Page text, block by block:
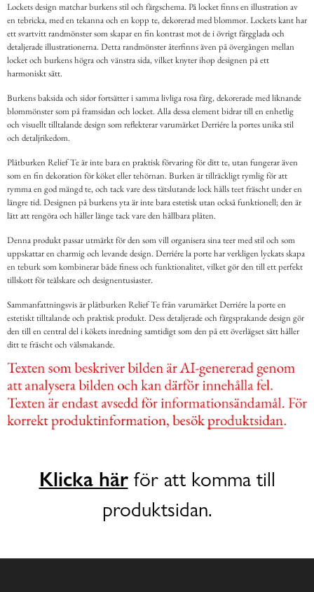
Lockets design matchar burkens stil och färgschema. På locket finns en illustration av
en tebricka, med en tekanna och en kopp te, dekorerad med blommor. Lockets kant har
ett svartvitt randmönster som skapar en fin kontrast mot de i övrigt färgglada och
detaljerade illustrationerna. Detta randmönster återfinns även på övergången mellan
locket och burkens högra och vänstra sida, vilket knyter ihop designen på ett
harmoniskt sätt.
Burkens baksida och sidor fortsätter i samma livliga rosa färg, dekorerade med liknande
blommönster som på framsidan och locket. Alla dessa element bidrar till en enhetlig
och visuellt tilltalande design som reflekterar varumärket Derriére la portes unika stil
och detaljrikedom.
Plåtburken Relief Te är inte bara en praktisk förvaring för ditt te, utan fungerar även
som en fin dekoration för köket eller tehörnan. Burken är tillräckligt rymlig för att
rymma en god mängd te, och tack vare dess tätslutande lock hålls teet fräscht under en
längre tid. Designen på burkens yta är inte bara estetisk utan också funktionell; den är
lätt att rengöra och håller länge tack vare den hållbara plåten.
Denna produkt passar utmärkt för den som vill organisera sina teer med stil och som
uppskattar en charmig och levande design. Derriére la porte har verkligen lyckats skapa
en teburk som kombinerar både finess och funktionalitet, vilket gör den till ett perfekt
tillskott för teälskare och designentusiaster.
Sammanfattningsvis är plåtburken Relief Te från varumärket Derriére la porte en
estetiskt tilltalande och praktisk produkt. Dess detaljerade och färgsprakande design gör
den till en central del i kökets inredning samtidigt som den på ett överlägset sätt håller
ditt te fräscht och välsmakande.
Klicka härför att komma till
produktsidan.